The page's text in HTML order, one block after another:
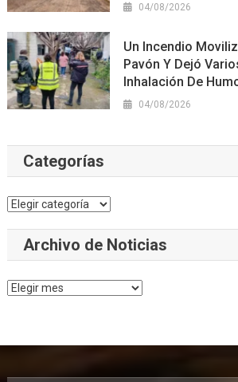
04/08/2026
Un Incendio
Pavón Y Dejó
Inhalación De
04/08/2026
Categorías
Categorías
Archivo de Noticias
Archivo